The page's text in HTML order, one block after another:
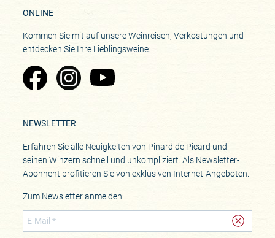
ONLINE
Kommen Sie mit auf unsere Weinreisen, Verkostungen und
entdecken Sie Ihre Lieblingsweine:
Zu Pinard's Facebook-Seite
Zu Pinard's Instagram-Seite
Zu Pinard's YouTube-Seite
NEWSLETTER
Erfahren Sie alle Neuigkeiten von Pinard de Picard und
seinen Winzern schnell und unkompliziert. Als Newsletter-
Abonnent profitieren Sie von exklusiven Internet-Angeboten.
Zum Newsletter anmelden: